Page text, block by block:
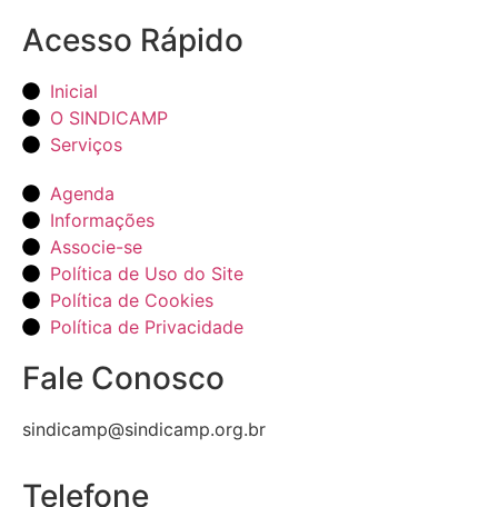
Acesso Rápido
Inicial
O SINDICAMP
Serviços
Agenda
Informações
Associe-se
Política de Uso do Site
Política de Cookies
Política de Privacidade
Fale Conosco
sindicamp@sindicamp.org.br
Telefone